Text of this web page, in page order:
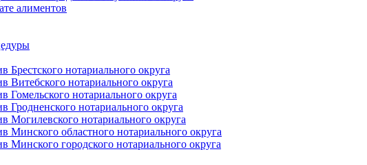
алиментов
Брестского нотариального округа
Витебского нотариального округа
Гомельского нотариального округа
Гродненского нотариального округа
Могилевского нотариального округа
Минского областного нотариального округа
Минского городского нотариального округа